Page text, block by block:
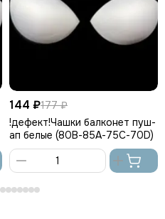
144 ₽177 ₽
!дефект!Чашки балконет пуш-
ап белые (80В-85А-75С-70D)